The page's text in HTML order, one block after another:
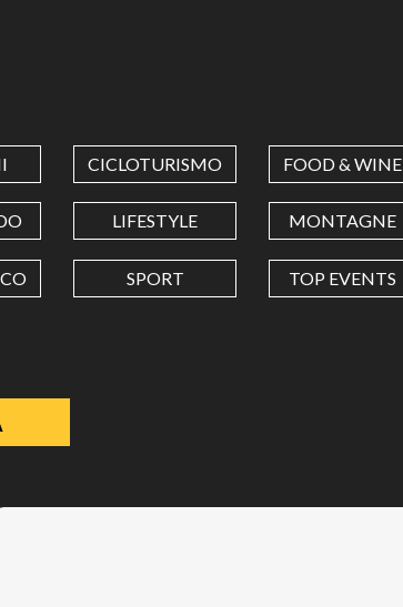
CICLOTURISMO FOOD & WINE
LIFESTYLE MONTAGNE
SPORT TOP EVENTS